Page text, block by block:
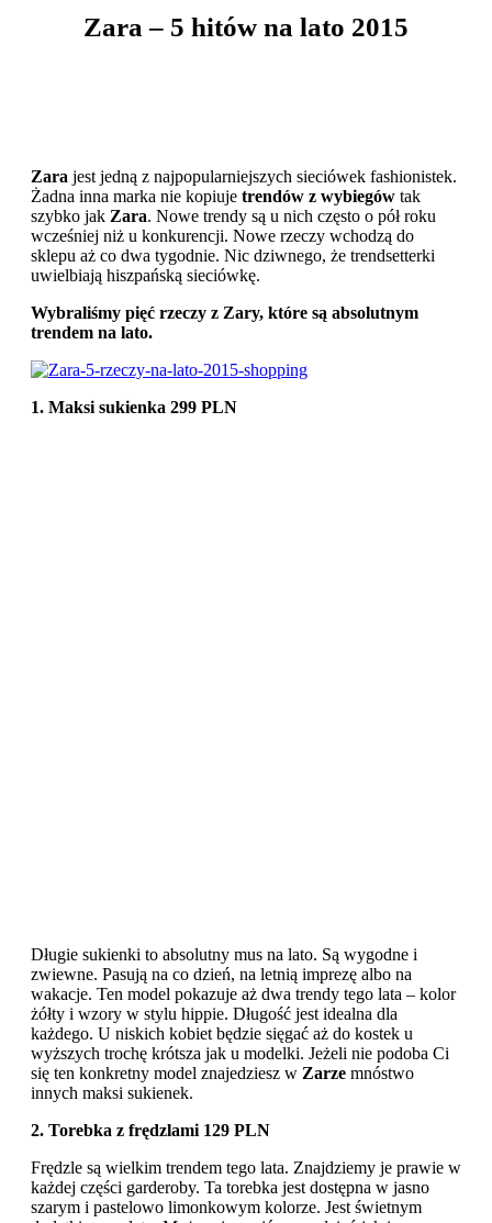
Zara – 5 hitów na lato 2015
Zara jest jedną z najpopularniejszych sieciówek fashionistek.
Żadna inna marka nie kopiuje trendów z wybiegów tak
szybko jak Zara. Nowe trendy są u nich często o pół roku
wcześniej niż u konkurencji. Nowe rzeczy wchodzą do
sklepu aż co dwa tygodnie. Nic dziwnego, że trendsetterki
uwielbiają hiszpańską sieciówkę.
Wybraliśmy pięć rzeczy z Zary, które są absolutnym
trendem na lato.
1. Maksi sukienka 299 PLN
Długie sukienki to absolutny mus na lato. Są wygodne i
zwiewne. Pasują na co dzień, na letnią imprezę albo na
wakacje. Ten model pokazuje aż dwa trendy tego lata – kolor
żółty i wzory w stylu hippie. Długość jest idealna dla
każdego. U niskich kobiet będzie sięgać aż do kostek u
wyższych trochę krótsza jak u modelki. Jeżeli nie podoba Ci
się ten konkretny model znajedziesz w Zarze mnóstwo
innych maksi sukienek.
2. Torebka z frędzlami 129 PLN
Frędzle są wielkim trendem tego lata. Znajdziemy je prawie w
każdej części garderoby. Ta torebka jest dostępna w jasno
szarym i pastelowo limonkowym kolorze. Jest świetnym